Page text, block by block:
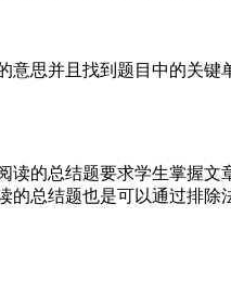
思并且找到题目中的关键
的总结题要求学生掌握文
总结题也是可以通过排除